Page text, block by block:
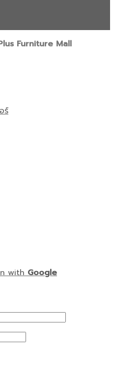
Furniture Mall
ร์
withGoogle